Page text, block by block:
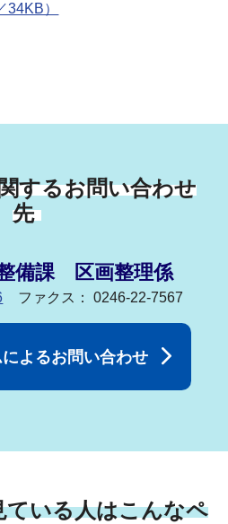
）
するお問い合わせ
先
備課 区画整理係
ファクス： 0246-22-7567
よるお問い合わせ
いる人はこんなペ